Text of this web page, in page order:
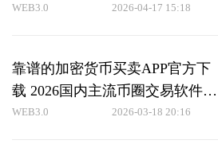
WEB3.0 2026-04-17 15:18
靠谱的加密货币买卖APP官方下
载 2026国内主流币圈交易软件前
十汇总
WEB3.0 2026-03-18 20:16